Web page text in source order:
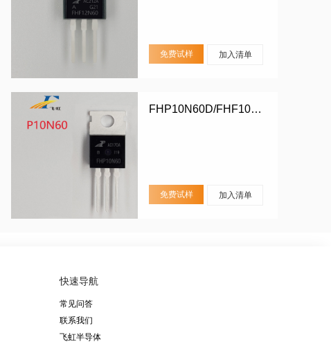
免费试样 加入清单
FHP10N60D/FHF10N60D
免费试样 加入清单
快速导航
常见问答
联系我们
飞虹半导体